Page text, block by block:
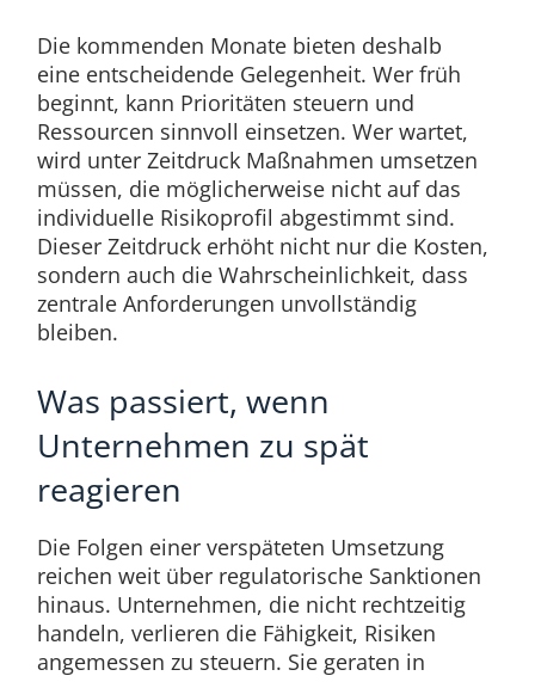
Die kommenden Monate bieten deshalb
eine entscheidende Gelegenheit. Wer früh
beginnt, kann Prioritäten steuern und
Ressourcen sinnvoll einsetzen. Wer wartet,
wird unter Zeitdruck Maßnahmen umsetzen
müssen, die möglicherweise nicht auf das
individuelle Risikoprofil abgestimmt sind.
Dieser Zeitdruck erhöht nicht nur die Kosten,
sondern auch die Wahrscheinlichkeit, dass
zentrale Anforderungen unvollständig
bleiben.
Was passiert, wenn
Unternehmen zu spät
reagieren
Die Folgen einer verspäteten Umsetzung
reichen weit über regulatorische Sanktionen
hinaus. Unternehmen, die nicht rechtzeitig
handeln, verlieren die Fähigkeit, Risiken
angemessen zu steuern. Sie geraten in